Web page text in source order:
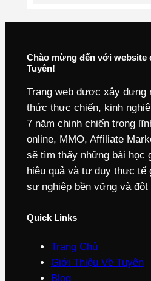
Chào mừng đến với website
Tuyên!
Trang web được xây dựng
thức thực chiến, kinh
7 năm chinh chiến trong
online, MMO, Affiliate
sẽ tìm thấy những bài học
hiệu quả và tư duy thực tế
sự nghiệp bền vững và đột
Quick Links
Trang Chủ
Giới Thiệu Về Tuyên
Blog